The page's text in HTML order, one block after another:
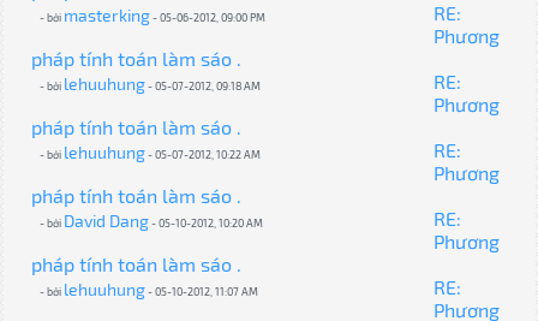
- bởi masterking- 05-06-2012, 09:00 PM
RE:
Phương
pháp tính toán làm sáo .
- bởi lehuuhung- 05-07-2012, 09:18 AM
RE:
Phương
pháp tính toán làm sáo .
- bởi lehuuhung- 05-07-2012, 10:22 AM
RE:
Phương
pháp tính toán làm sáo .
- bởi David Dang- 05-10-2012, 10:20 AM
RE:
Phương
pháp tính toán làm sáo .
- bởi lehuuhung- 05-10-2012, 11:07 AM
RE:
Phương